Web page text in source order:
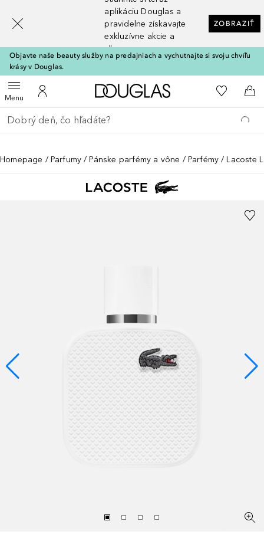
aplikáciu Douglas a
pravidelne získavajte
exkluzívne akcie a
zľavy
ZOBRAZIŤ
Objavte naše beauty služby na predajniach a vychutnajte si svoju chvíľu
krásy v Douglas.
MenuOtvoriť menuDo môjho účtu
Domov Do môjho
Do
Choď späť
Vykonajte vyhľadávanie
Homepage Parfumy Pánske parfémy a vône Parfémy Lacoste
[navigation.slideout.screenreader]